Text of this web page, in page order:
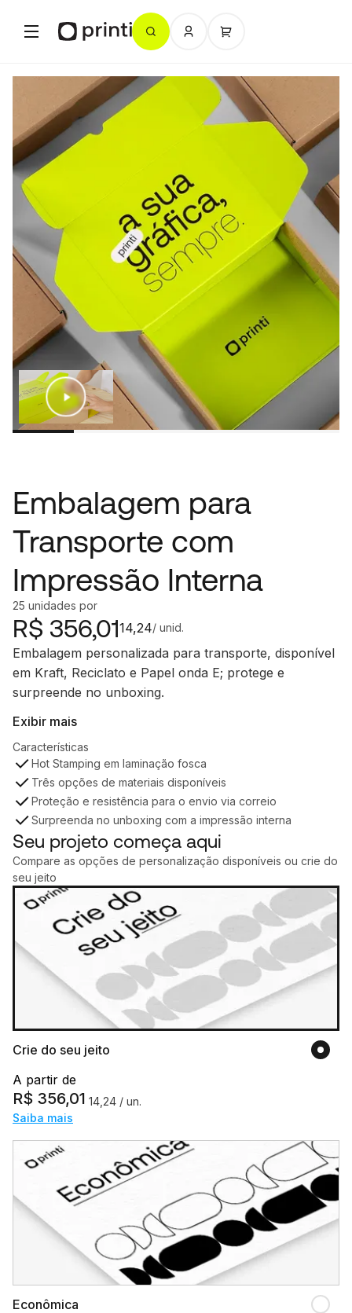
Embalagem para
Transporte com
Impressão Interna
25 unidades por
R$ 356,01 / unid.
14,24
Embalagem personalizada para transporte, disponível
em Kraft, Reciclato e Papel onda E; protege e
surpreende no unboxing.
Exibir mais
Características
Hot Stamping em laminação fosca
Três opções de materiais disponíveis
Proteção e resistência para o envio via correio
Surpreenda no unboxing com a impressão interna
Seu projeto começa aqui
Compare as opções de personalização disponíveis ou crie do
seu jeito
Crie do seu jeito
A partir de
R$ 356,01 14,24 / un.
Saiba mais
Econômica